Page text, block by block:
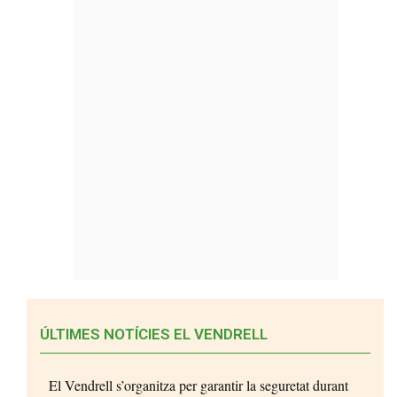
ÚLTIMES NOTÍCIES EL VENDRELL
El Vendrell s’organitza per garantir la seguretat durant